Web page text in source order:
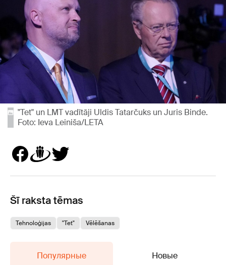
"Tet" un LMT vadītāji Uldis Tatarčuks un Juris Binde.
Foto: Ieva Leiniša/LETA
Šī raksta tēmas
Tehnoloģijas "Tet" Vēlēšanas
Популярные Новые